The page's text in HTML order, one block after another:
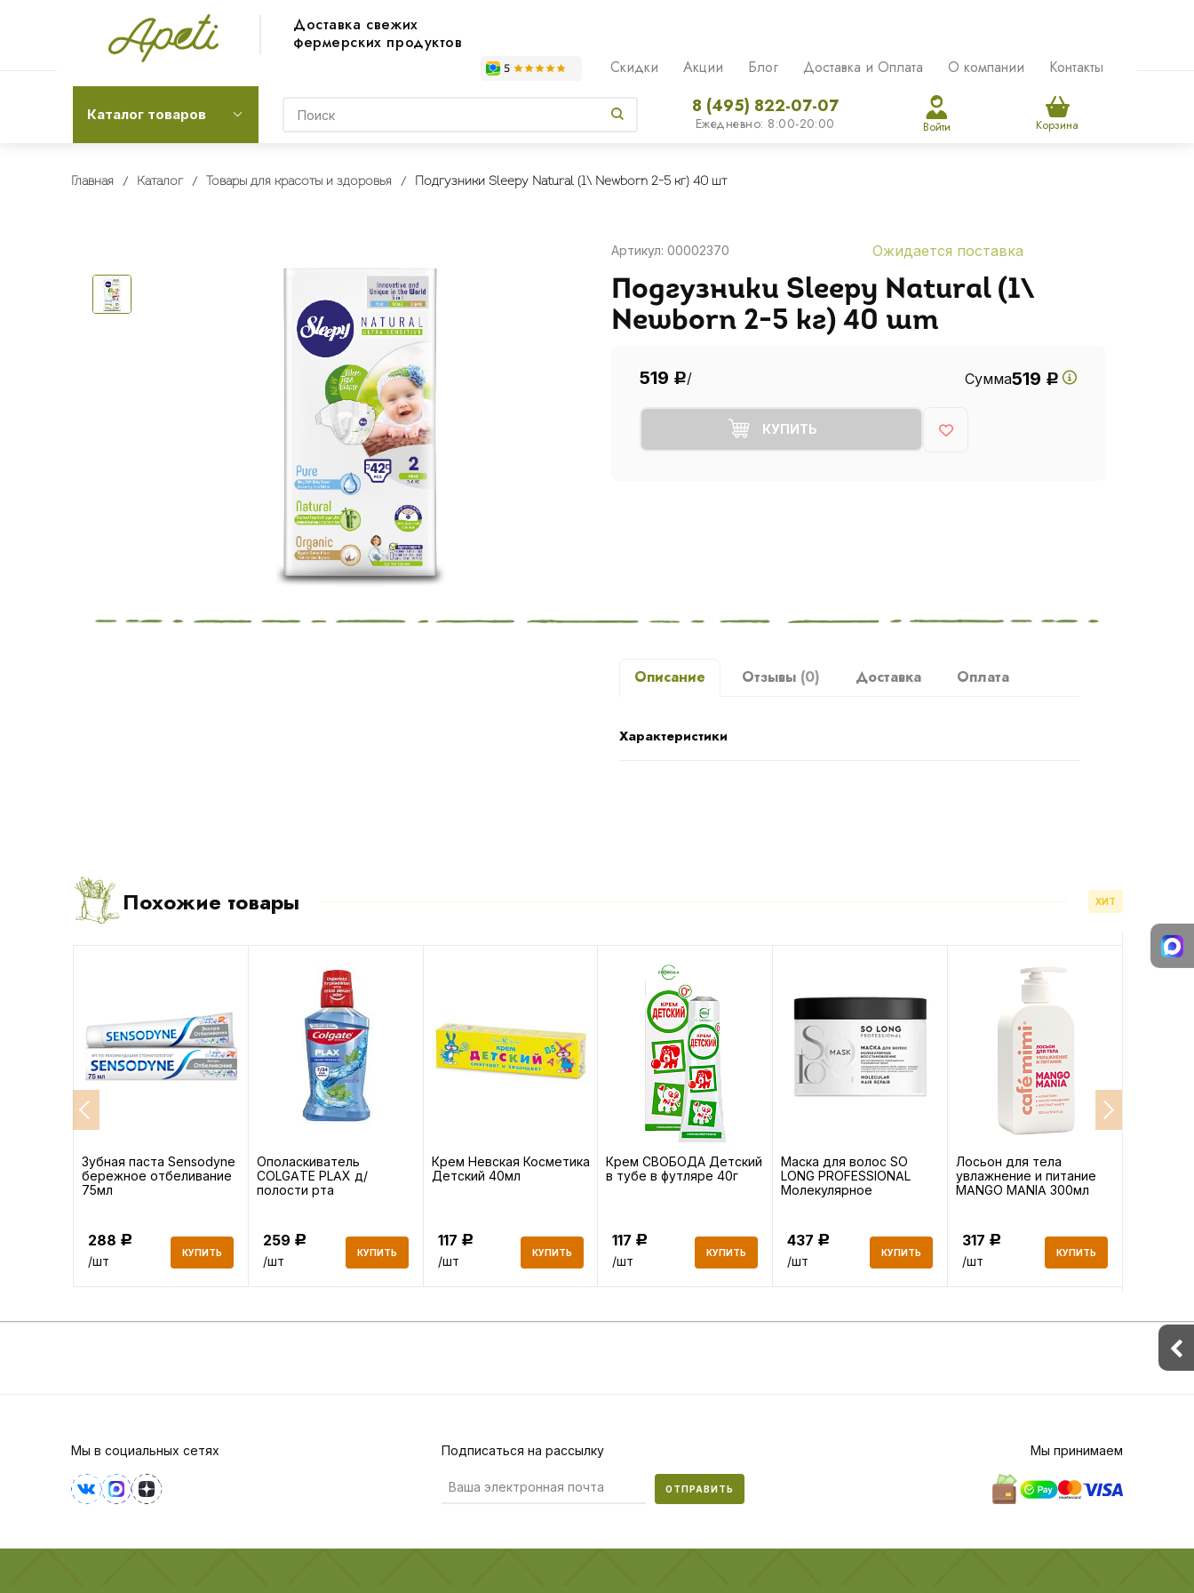
Доставка свежих
фермерских продуктов
Скидки Акции Блог Доставка и Оплата О компании Контакты
Каталог товаров 8 (495) 822-07-07
Ежедневно: 8:00-20:00 Войти Корзина
Главная Каталог Товары для красоты и здоровья Подгузники Sleepy Natural (1\ Newborn 2-5 кг) 40 шт
Артикул: 00002370 Ожидается поставка
Подгузники Sleepy Natural (1\
Newborn 2-5 кг) 40 шт
519 Р/ Сумма519 Р
КУПИТЬ
Описание Отзывы (0) Доставка Оплата
Характеристики
Похожие товары ХИТ
Зубная паста Sensodyne
бережное отбеливание
75мл
288 Р
/шт
КУПИТЬ
Ополаскиватель
COLGATE PLAX д/
полости рта
259 Р
/шт
КУПИТЬ
Крем Невская Косметика
Детский 40мл
117 Р
/шт
КУПИТЬ
Крем СВОБОДА Детский
в тубе в футляре 40г
117 Р
/шт
КУПИТЬ
Маска для волос SO
LONG PROFESSIONAL
Молекулярное
437 Р
/шт
КУПИТЬ
Лосьон для тела
увлажнение и питание
MANGO MANIA 300мл
317 Р
/шт
КУПИТЬ
Мы в социальных сетях Подписаться на рассылку
ОТПРАВИТЬ
Мы принимаем